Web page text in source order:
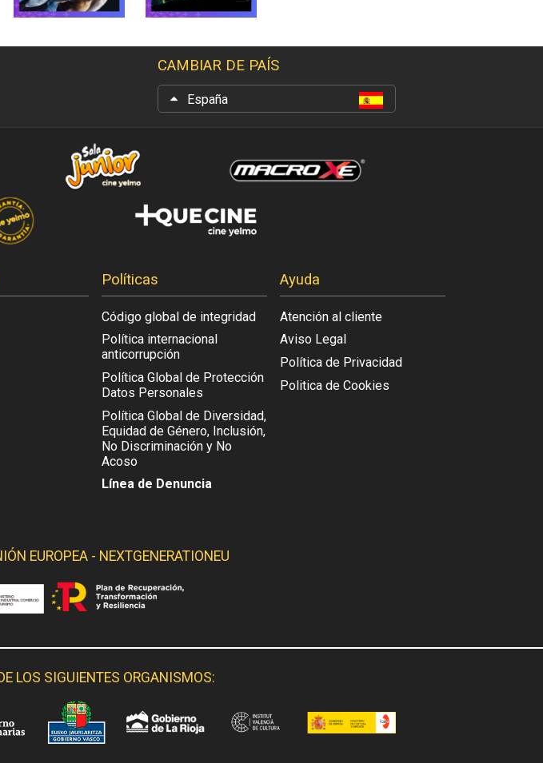
CAMBIAR DE PAÍS
España
Políticas
Código global de integridad
Política internacional
anticorrupción
Política Global de Protección
Datos Personales
Política Global de Diversidad,
Equidad de Género, Inclusión,
No Discriminación y No
Acoso
Línea de Denuncia
Ayuda
Atención al cliente
Aviso Legal
Política de Privacidad
Politica de Cookies
EUROPEA - NEXTGENERATIONEU
LOS SIGUIENTES ORGANISMOS: